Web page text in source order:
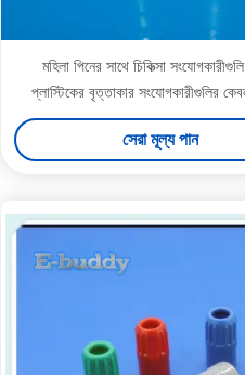
মহিলা পিনের সাথে চিকিত্সা
প্লাস্টিকের বৃত্তাকার সংযোগকারীগুলির
সংযোগ বিচ্ছিন্ন করুন
সেরা মূল্য পান